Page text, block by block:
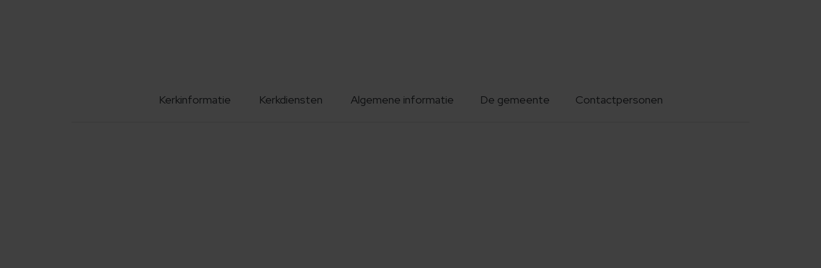
Kerkinformatie Kerkdiensten Algemene informatie De gemeente Contactpersonen